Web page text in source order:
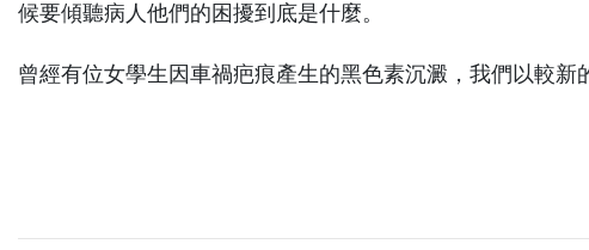
候要傾聽病人他們的困擾到底是什麼。
曾經有位女學生因車禍疤痕產生的黑色素沉澱，我們以較